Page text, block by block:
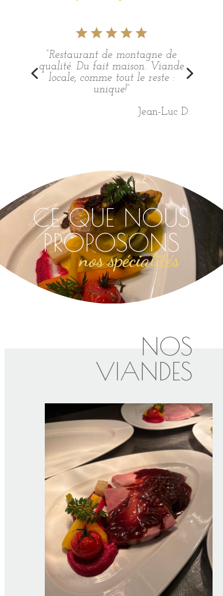
“Restaurant de montagne de
qualité. Du fait maison. Viande
locale, comme tout le reste :
unique!”
Jean-Luc D.
“Très beau lieu, nouvelle cuisine
excellente à découvrir et à
déguster”
CE QUE NOUS
PROPOSONS
nos spécialités
NOS
VIANDES